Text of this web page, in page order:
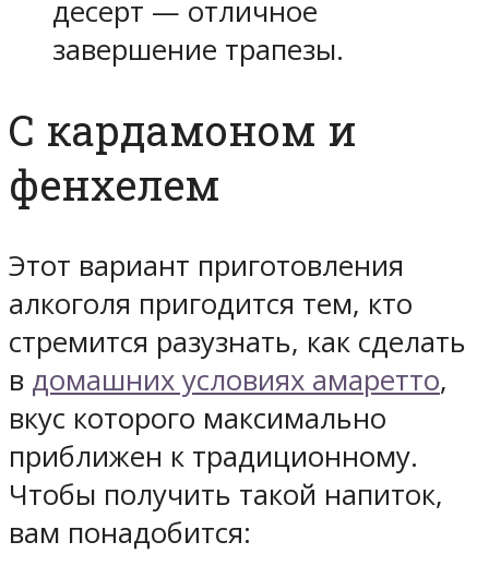
десерт — отличное
завершение трапезы.
С кардамоном и
фенхелем
Этот вариант приготовления
алкоголя пригодится тем, кто
стремится разузнать, как сделать
в домашних условиях амаретто,
вкус которого максимально
приближен к традиционному.
Чтобы получить такой напиток,
вам понадобится: